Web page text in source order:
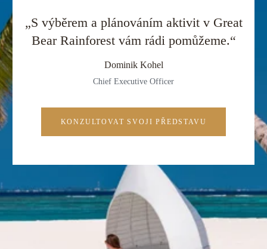
„S výběrem a plánováním aktivit v Great
Bear Rainforest vám rádi pomůžeme.“
Dominik Kohel
Chief Executive Officer
KONZULTOVAT SVOJI PŘEDSTAVU